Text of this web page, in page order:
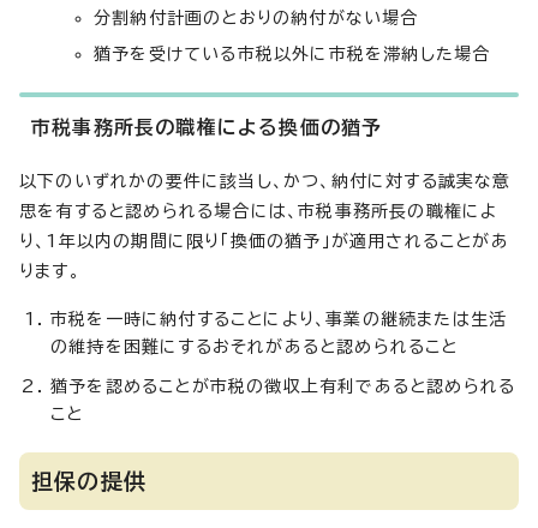
分割納付計画のとおりの納付がない場合
猶予を受けている市税以外に市税を滞納した場合
市税事務所長の職権による換価の猶予
以下のいずれかの要件に該当し、かつ、納付に対する誠実な意
思を有すると認められる場合には、市税事務所長の職権によ
り、1年以内の期間に限り「換価の猶予」が適用されることがあ
ります。
市税を一時に納付することにより、事業の継続または生活
の維持を困難にするおそれがあると認められること
猶予を認めることが市税の徴収上有利であると認められる
こと
担保の提供